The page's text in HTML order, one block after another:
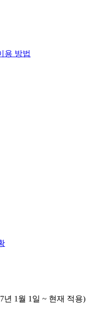
용 방법
년 1월 1일 ~ 현재 적용)